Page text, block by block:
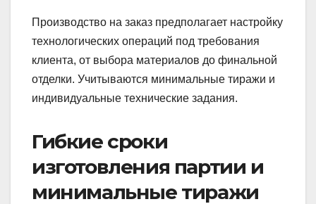
Производство на заказ предполагает настройку
технологических операций под требования
клиента, от выбора материалов до финальной
отделки. Учитываются минимальные тиражи и
индивидуальные технические задания.
Гибкие сроки
изготовления партии и
минимальные тиражи